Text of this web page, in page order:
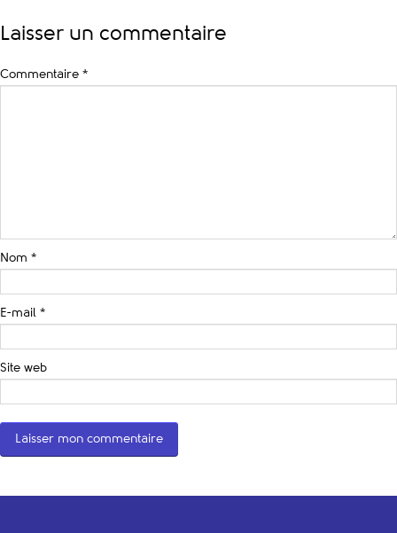
Laisser un commentaire
Commentaire *
Nom *
E-mail *
Site web